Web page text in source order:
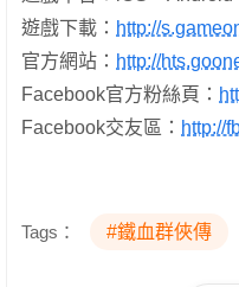
遊戲下載： http://
官方網站： http://
Facebook官方粉絲頁：
Facebook交友區： http://
Tags： #鐵血群俠傳